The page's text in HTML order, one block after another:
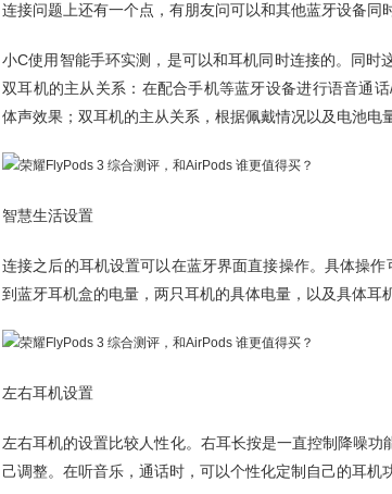
连接问题上还有一个点，有朋友问可以和其他蓝牙设备同
小C使用智能手环实测，是可以和耳机同时连接的。同时
双耳机的主从关系：在配合手机等蓝牙设备进行语音通
体声效果；双耳机的主从关系，根据佩戴情况以及电池电
智慧生活设置
连接之后的耳机设置可以在蓝牙界面直接操作。具体操
到蓝牙耳机盒的电量，两只耳机的具体电量，以及具体耳
左右耳机设置
左右耳机的设置比较人性化。右耳长按是一直控制降噪
己调整。在听音乐，通话时，可以个性化定制自己的耳机